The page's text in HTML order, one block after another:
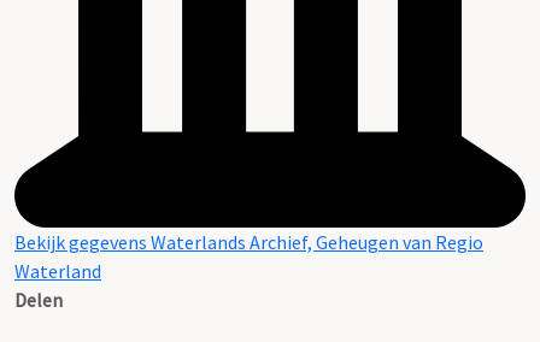
Bekijk gegevens Waterlands Archief, Geheugen van Regio
Waterland
Delen